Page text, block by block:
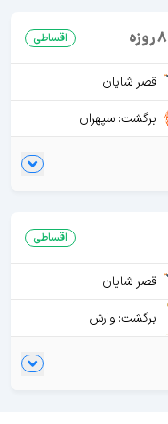
اقساطی
قصر شایان
برگشت: سپهران
اقساطی
قصر شایان
برگشت: وارش